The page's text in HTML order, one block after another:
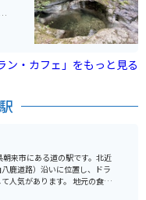
ン・カフェ」をもっと見る
来市にある道の駅です。北近
鹿道路）沿いに位置し、ドラ
あります。 地元の食材
産品を販売するショップがあ